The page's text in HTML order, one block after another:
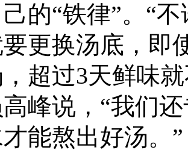
己的“铁律”。“
更换汤底，即
超过3天鲜味
高峰说，“我们
能熬出好汤。”